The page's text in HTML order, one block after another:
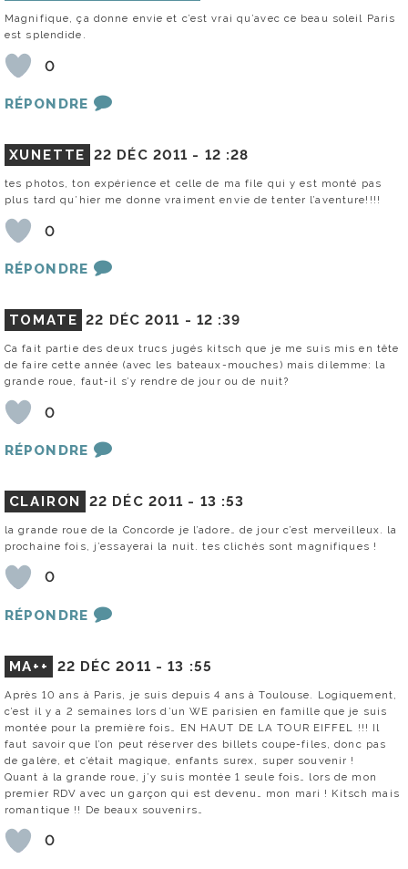
Magnifique, ça donne envie et c’est vrai qu’avec ce beau soleil Paris
est splendide.
0
RÉPONDRE
XUNETTE 22 DÉC 2011 - 12 :28
tes photos, ton expérience et celle de ma file qui y est monté pas
plus tard qu’hier me donne vraiment envie de tenter l’aventure!!!!
0
RÉPONDRE
TOMATE 22 DÉC 2011 - 12 :39
Ca fait partie des deux trucs jugés kitsch que je me suis mis en tête
de faire cette année (avec les bateaux-mouches) mais dilemme: la
grande roue, faut-il s’y rendre de jour ou de nuit?
0
RÉPONDRE
CLAIRON 22 DÉC 2011 - 13 :53
la grande roue de la Concorde je l’adore… de jour c’est merveilleux. la
prochaine fois, j’essayerai la nuit. tes clichés sont magnifiques !
0
RÉPONDRE
MA++ 22 DÉC 2011 -13 :55
Après 10 ans à Paris, je suis depuis 4 ans à Toulouse. Logiquement,
c’est il y a 2 semaines lors d’un WE parisien en famille que je suis
montée pour la première fois… EN HAUT DE LA TOUR EIFFEL !!! Il
faut savoir que l’on peut réserver des billets coupe-files, donc pas
de galère, et c’était magique, enfants surex, super souvenir !
Quant à la grande roue, j’y suis montée 1 seule fois… lors de mon
premier RDV avec un garçon qui est devenu… mon mari ! Kitsch mais
romantique !! De beaux souvenirs…
0